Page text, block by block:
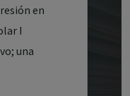
en
I
una